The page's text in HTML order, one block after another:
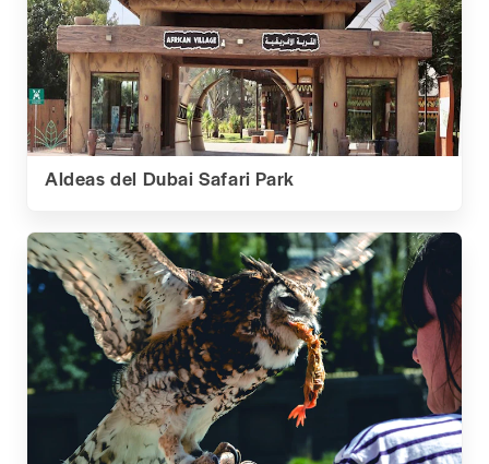
Aldeas del Dubai Safari Park